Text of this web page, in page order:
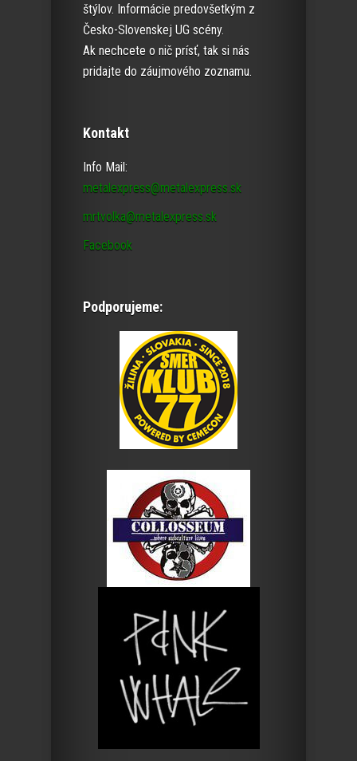
štýlov. Informácie predovšetkým z
Česko-Slovenskej UG scény.
Ak nechcete o nič prísť, tak si nás
pridajte do záujmového zoznamu.
Kontakt
Info Mail:
metalexpress@metalexpress.sk
mrtvolka@metalexpress.sk
Facebook
Podporujeme: